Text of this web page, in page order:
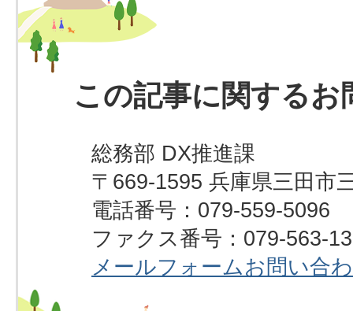
この記事に関するお
総務部 DX推進課
〒669-1595 兵庫県三田市
電話番号：079-559-5096
ファクス番号：079-563-
メールフォームお問い合